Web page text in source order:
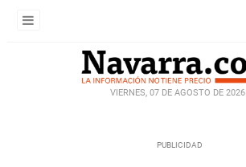
VIERNES, 07 DE AGOSTO DE 2026